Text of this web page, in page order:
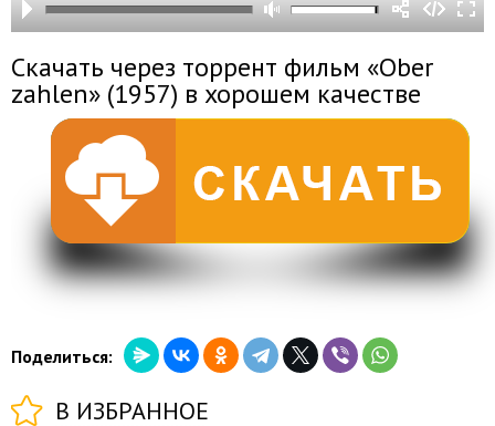
Скачать через торрент фильм «Ober
zahlen» (1957) в хорошем качестве
Поделиться:
В ИЗБРАННОЕ